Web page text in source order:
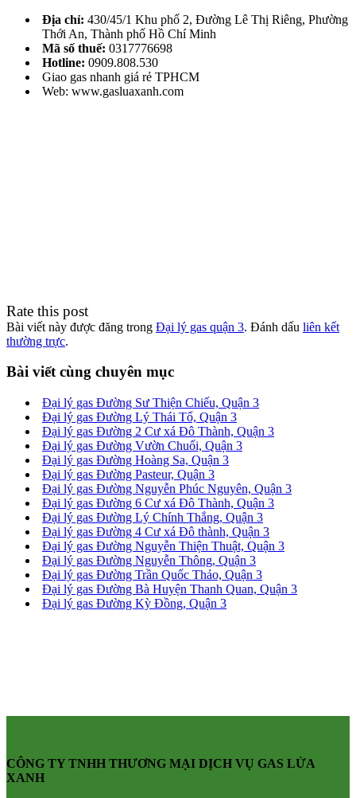
Địa chỉ: 430/45/1 Khu phố 2, Đường Lê Thị Riêng, Phường
Thới An, Thành phố Hồ Chí Minh
Mã số thuế: 0317776698
Hotline: 0909.808.530
Giao gas nhanh giá rẻ TPHCM
Web: www.gasluaxanh.com
Rate this post
Bài viết này được đăng trong Đại lý gas quận 3. Đánh dấu liên kết
thường trực.
Bài viết cùng chuyên mục
Đại lý gas Đường Sư Thiện Chiếu, Quận 3
Đại lý gas Đường Lý Thái Tổ, Quận 3
Đại lý gas Đường 2 Cư xá Đô Thành, Quận 3
Đại lý gas Đường Vườn Chuối, Quận 3
Đại lý gas Đường Hoàng Sa, Quận 3
Đại lý gas Đường Pasteur, Quận 3
Đại lý gas Đường Nguyễn Phúc Nguyên, Quận 3
Đại lý gas Đường 6 Cư xá Đô Thành, Quận 3
Đại lý gas Đường Lý Chính Thắng, Quận 3
Đại lý gas Đường 4 Cư xá Đô thành, Quận 3
Đại lý gas Đường Nguyễn Thiện Thuật, Quận 3
Đại lý gas Đường Nguyễn Thông, Quận 3
Đại lý gas Đường Trần Quốc Thảo, Quận 3
Đại lý gas Đường Bà Huyện Thanh Quan, Quận 3
Đại lý gas Đường Kỳ Đồng, Quận 3
CÔNG TY TNHH THƯƠNG MẠI DỊCH VỤ GAS LỬA
XANH